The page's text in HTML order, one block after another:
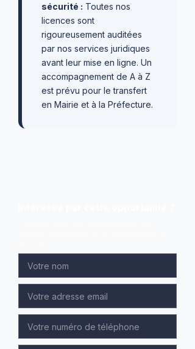
sécurité : Toutes nos
licences sont
rigoureusement auditées
par nos services juridiques
avant leur mise en ligne. Un
accompagnement de A à Z
est prévu pour le transfert
en Mairie et à la Préfecture.